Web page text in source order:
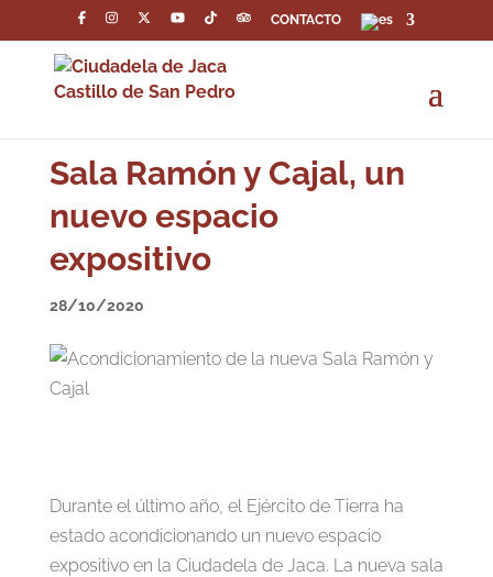
CONTACTO
Sala Ramón y Cajal, un
nuevo espacio
expositivo
28/10/2020
Durante el último año, el Ejército de Tierra ha
estado acondicionando un nuevo espacio
expositivo en la Ciudadela de Jaca. La nueva sala